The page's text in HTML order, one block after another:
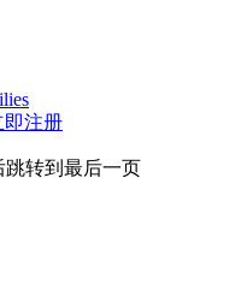
即注册
跳转到最后一页